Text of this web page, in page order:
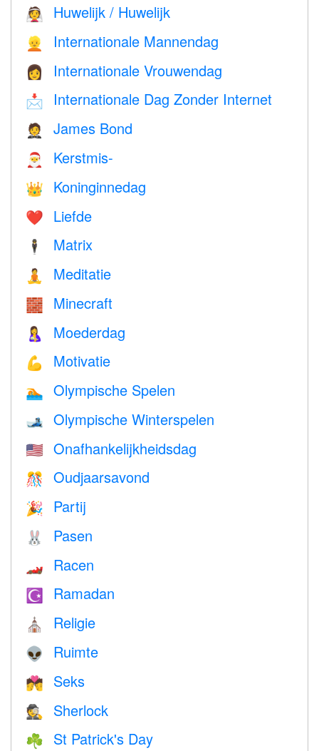
👰 Huwelijk / Huwelijk
👱 Internationale Mannendag
👩 Internationale Vrouwendag
📩 Internationale Dag Zonder Internet
🤵 James Bond
🎅 Kerstmis-
👑 Koninginnedag
❤️️ Liefde
🕴️ Matrix
🧘 Meditatie
🧱 Minecraft
🤱 Moederdag
💪 Motivatie
🏊 Olympische Spelen
🎿 Olympische Winterspelen
🇺🇸 Onafhankelijkheidsdag
🎊 Oudjaarsavond
🎉 Partij
🐰 Pasen
🏎 Racen
☪️ Ramadan
⛪️ Religie
👽 Ruimte
💏 Seks
🕵️ Sherlock
☘️ St Patrick's Day